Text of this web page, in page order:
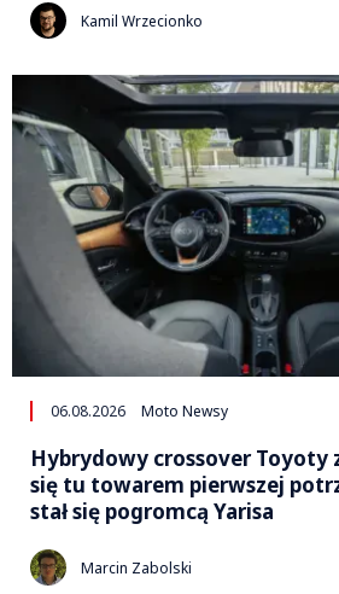
Kamil Wrzecionko
06.08.2026 Moto Newsy
Hybrydowy crossover Toyoty
się tu towarem pierwszej
stał się pogromcą Yarisa
Marcin Zabolski